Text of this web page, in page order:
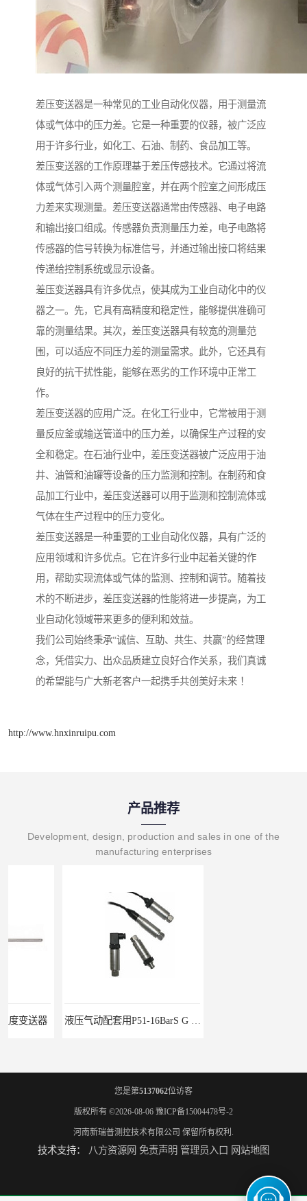
差压变送器是一种常见的工业自动化仪器，用于测量流
体或气体中的压力差。它是一种重要的仪器，被广泛应
用于许多行业，如化工、石油、制药、食品加工等。
差压变送器的工作原理基于差压传感技术。它通过将流
体或气体引入两个测量腔室，并在两个腔室之间形成压
力差来实现测量。差压变送器通常由传感器、电子电路
和输出接口组成。传感器负责测量压力差，电子电路将
传感器的信号转换为标准信号，并通过输出接口将结果
传递给控制系统或显示设备。
差压变送器具有许多优点，使其成为工业自动化中的仪
器之一。先，它具有高精度和稳定性，能够提供准确可
靠的测量结果。其次，差压变送器具有较宽的测量范
围，可以适应不同压力差的测量需求。此外，它还具有
良好的抗干扰性能，能够在恶劣的工作环境中正常工
作。
差压变送器的应用广泛。在化工行业中，它常被用于测
量反应釜或输送管道中的压力差，以确保生产过程的安
全和稳定。在石油行业中，差压变送器被广泛应用于油
井、油管和油罐等设备的压力监测和控制。在制药和食
品加工行业中，差压变送器可以用于监测和控制流体或
气体在生产过程中的压力变化。
差压变送器是一种重要的工业自动化仪器，具有广泛的
应用领域和许多优点。它在许多行业中起着关键的作
用，帮助实现流体或气体的监测、控制和调节。随着技
术的不断进步，差压变送器的性能将进一步提高，为工
业自动化领域带来更多的便利和效益。
我们公司始终秉承“诚信、互助、共生、共赢”的经营理
念，凭借实力、出众品质建立良好合作关系，我们真诚
的希望能与广大新老客户一起携手共创美好未来 ！
http://www.hnxinruipu.com
产品推荐
Development, design, production and sales in one of the
manufacturing enterprises
液压气动配套用P51-16BarS G -A-MD-20MA 压力变送器
水泥厂用DG1300-PJ-1-2-40/AA2N压力变送器 铜液氨冷器配套用UYB-8003物位变送器
您是第5137062位访客
版权所有 ©2026-08-06 豫ICP备15004478号-2
河南新瑞普测控技术有限公司 保留所有权利.
技术支持： 八方资源网 免责声明 管理员入口 网站地图